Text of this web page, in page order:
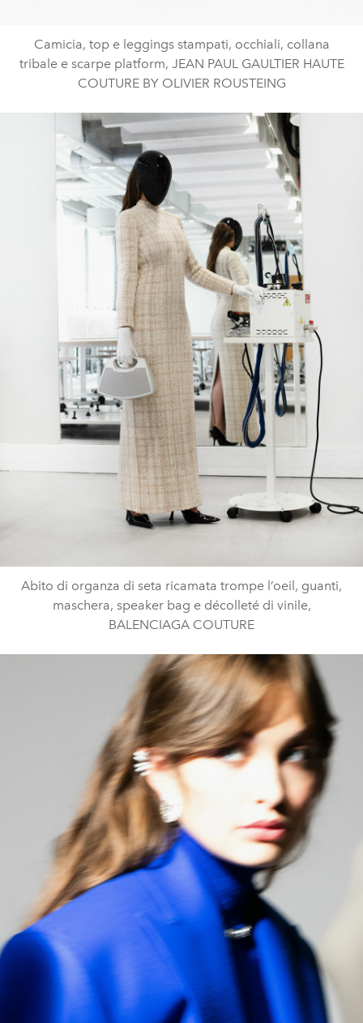
Camicia, top e leggings stampati, occhiali, collana
tribale e scarpe platform, JEAN PAUL GAULTIER HAUTE
COUTURE BY OLIVIER ROUSTEING
Abito di organza di seta ricamata trompe l’oeil, guanti,
maschera, speaker bag e décolleté di vinile,
BALENCIAGA COUTURE